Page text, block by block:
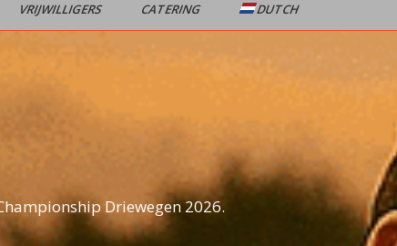
VRIJWILLIGERS CATERING DUTCH
Driewegen 2026.